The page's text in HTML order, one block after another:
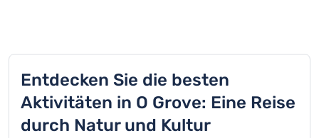
Entdecken Sie die besten
Aktivitäten in O Grove: Eine Reise
durch Natur und Kultur